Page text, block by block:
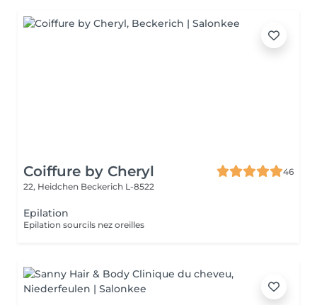
Coiffure by Cheryl
46
22, Heidchen Beckerich L-8522
Epilation
Epilation sourcils nez oreilles